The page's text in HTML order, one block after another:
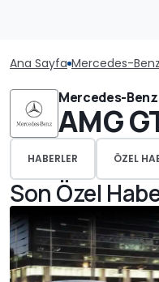
Ana Sayfa Mercedes-Benz
Mercedes-Benz
AMG
HABERLER ÖZEL
Son Özel